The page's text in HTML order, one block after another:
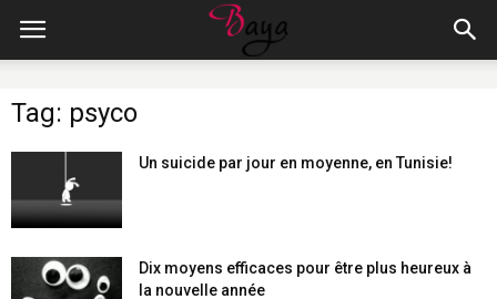
Tag: psyco
Un suicide par jour en moyenne, en Tunisie!
Dix moyens efficaces pour être plus heureux à
la nouvelle année